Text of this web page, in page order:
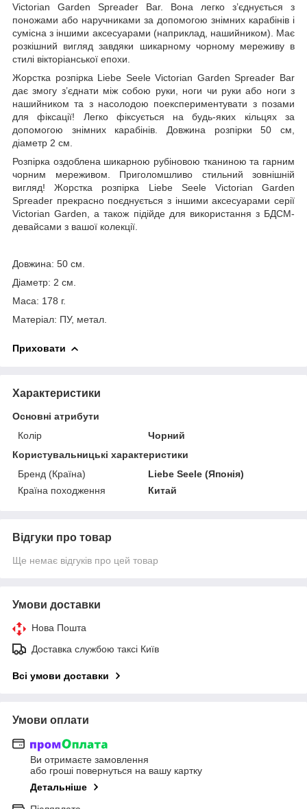
Victorian Garden Spreader Bar. Вона легко з’єднується з
поножами або наручниками за допомогою знімних карабінів і
сумісна з іншими аксесуарами (наприклад, нашийником). Має
розкішний вигляд завдяки шикарному чорному мереживу в
стилі вікторіанської епохи.
Жорстка розпірка Liebe Seele Victorian Garden Spreader Bar
дає змогу з’єднати між собою руки, ноги чи руки або ноги з
нашийником та з насолодою поекспериментувати з позами
для фіксації! Легко фіксується на будь-яких кільцях за
допомогою знімних карабінів. Довжина розпірки 50 см,
діаметр 2 см.
Розпірка оздоблена шикарною рубіновою тканиною та гарним
чорним мереживом. Приголомшливо стильний зовнішній
вигляд! Жорстка розпірка Liebe Seele Victorian Garden
Spreader прекрасно поєднується з іншими аксесуарами серії
Victorian Garden, а також підійде для використання з БДСМ-
девайсами з вашої колекції.
Довжина: 50 см.
Діаметр: 2 см.
Маса: 178 г.
Матеріал: ПУ, метал.
Приховати
Характеристики
Основні атрибути
Колір
Чорний
Користувальницькі характеристики
Бренд (Країна)
Liebe Seele (Японія)
Країна походження
Китай
Відгуки про товар
Ще немає відгуків про цей товар
Умови доставки
Нова Пошта
Доставка службою таксі Київ
Всі умови доставки
Умови оплати
Ви отримаєте замовлення
або гроші повернуться на вашу картку
Детальніше